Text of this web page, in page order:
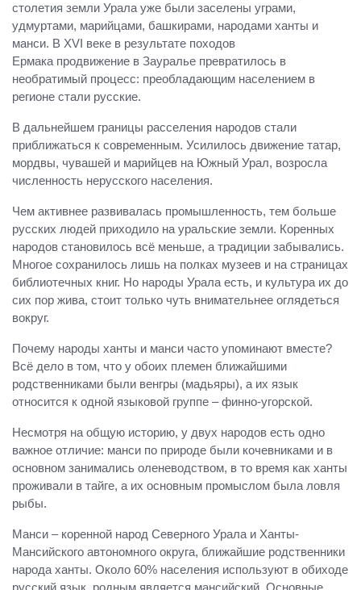
столетия земли Урала уже были заселены уграми,
удмуртами, марийцами, башкирами, народами ханты и
манси. В XVI веке в результате походов
Ермака продвижение в Зауралье превратилось в
необратимый процесс: преобладающим населением в
регионе стали русские.
В дальнейшем границы расселения народов стали
приближаться к современным. Усилилось движение татар,
мордвы, чувашей и марийцев на Южный Урал, возросла
численность нерусского населения.
Чем активнее развивалась промышленность, тем больше
русских людей приходило на уральские земли. Коренных
народов становилось всё меньше, а традиции забывались.
Многое сохранилось лишь на полках музеев и на страницах
библиотечных книг. Но народы Урала есть, и культура их до
сих пор жива, стоит только чуть внимательнее оглядеться
вокруг.
Почему народы ханты и манси часто упоминают вместе?
Всё дело в том, что у обоих племен ближайшими
родственниками были венгры (мадьяры), а их язык
относится к одной языковой группе – финно-угорской.
Несмотря на общую историю, у двух народов есть одно
важное отличие: манси по природе были кочевниками и в
основном занимались оленеводством, в то время как ханты
проживали в тайге, а их основным промыслом была ловля
рыбы.
Манси – коренной народ Северного Урала и Ханты-
Мансийского автономного округа, ближайшие родственники
народа ханты. Около 60% населения используют в обиходе
русский язык, родным является мансийский. Основные